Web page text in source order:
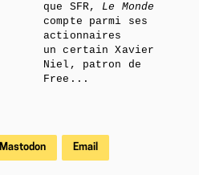
que SFR, Le Monde
compte parmi ses
actionnaires
un certain Xavier
Niel, patron de
Free...
Mastodon Email